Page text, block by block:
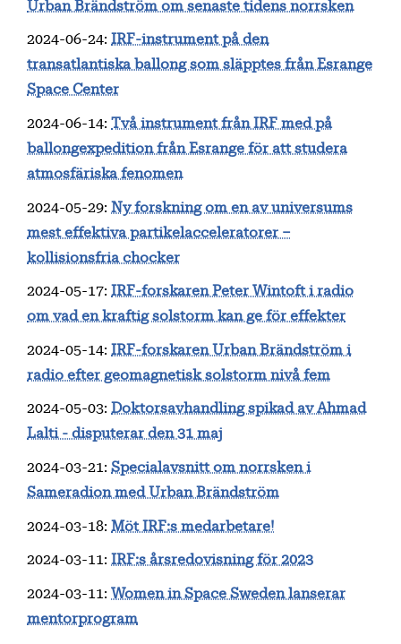
Urban Brändström om senaste tidens norrsken
2024-06-24: IRF-instrument på den
transatlantiska ballong som släpptes från Esrange
Space Center
2024-06-14: Två instrument från IRF med på
ballongexpedition från Esrange för att studera
atmosfäriska fenomen
2024-05-29: Ny forskning om en av universums
mest effektiva partikelacceleratorer –
kollisionsfria chocker
2024-05-17: IRF-forskaren Peter Wintoft i radio
om vad en kraftig solstorm kan ge för effekter
2024-05-14: IRF-forskaren Urban Brändström i
radio efter geomagnetisk solstorm nivå fem
2024-05-03: Doktorsavhandling spikad av Ahmad
Lalti - disputerar den 31 maj
2024-03-21 : Specialavsnitt om norrsken i
Sameradion med Urban Brändström
2024-03-18: Möt IRF:s medarbetare!
2024-03-11 : IRF:s årsredovisning för 2023
2024-03-11 : Women in Space Sweden lanserar
mentorprogram